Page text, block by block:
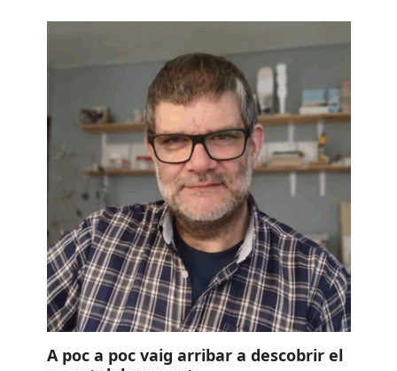
A poc a poc vaig arribar a descobrir el